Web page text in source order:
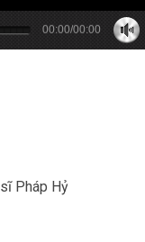
00:00/00:00
Pháp Hỷ